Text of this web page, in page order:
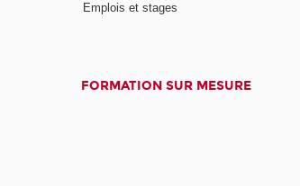
Emplois et stages
FORMATION SUR MESURE